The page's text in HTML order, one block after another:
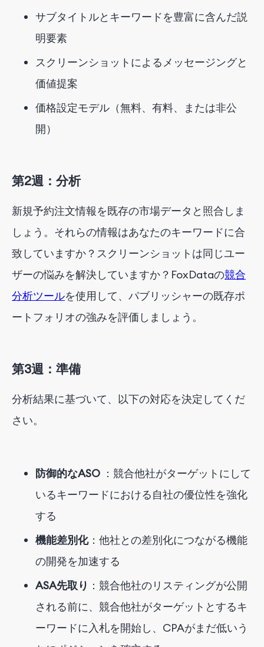
サブタイトルとキーワードを豊富に含んだ説
明要素
スクリーンショットによるメッセージングと
価値提案
価格設定モデル（無料、有料、または非公
開）
第2週：分析
新規予約注文情報を既存の市場データと照合しま
しょう。それらの情報はあなたのキーワードに合
致していますか？スクリーンショットは同じユー
ザーの悩みを解決していますか？FoxDataの競合
分析ツールを使用して、パブリッシャーの既存ポ
ートフォリオの強みを評価しましょう。
第3週：準備
分析結果に基づいて、以下の対応を決定してくだ
さい。
防御的なASO ：競合他社がターゲットにして
いるキーワードにおける自社の優位性を強化
する
機能差別化：他社との差別化につながる機能
の開発を加速する
ASA先取り ：競合他社のリスティングが公開
される前に、競合他社がターゲットとするキ
ーワードに入札を開始し、CPAがまだ低いう